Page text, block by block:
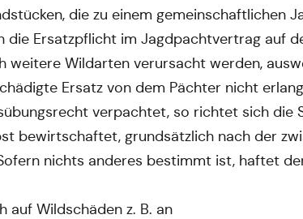
die zu einem gemeinschaftlichen
die Ersatzpflicht im Jagdpachtvertrag auf
weitere Wildarten verursacht werden,
Ersatz von dem Pächter nicht
verpachtet, so richtet sich
bewirtschaftet, grundsätzlich nach der
nichts anderes bestimmt ist, haftet
auf Wildschäden z. B. an